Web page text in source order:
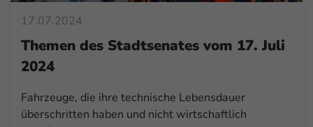
17.07.2024
Themen des Stadtsenates vom 17. Juli
2024
Fahrzeuge, die ihre technische Lebensdauer
überschritten haben und nicht wirtschaftlich